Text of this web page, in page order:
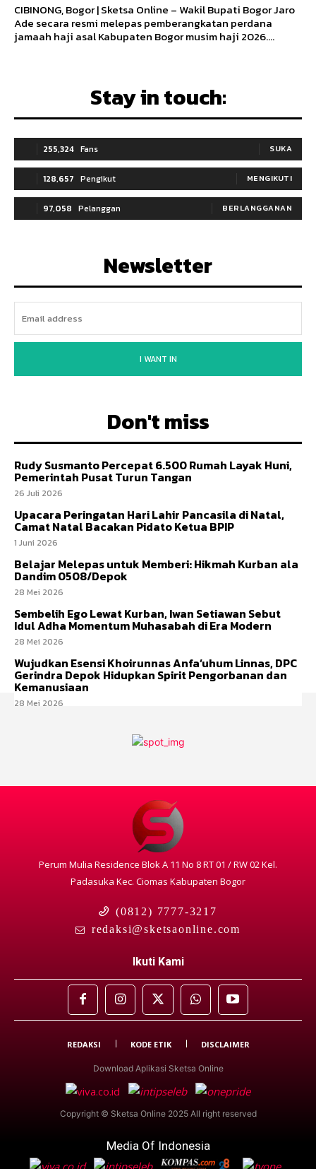
CIBINONG, Bogor | Sketsa Online – Wakil Bupati Bogor Jaro
Ade secara resmi melepas pemberangkatan perdana
jamaah haji asal Kabupaten Bogor musim haji 2026....
Stay in touch:
255,324 Fans SUKA
128,657 Pengikut MENGIKUTI
97,058 Pelanggan BERLANGGANAN
Newsletter
I WANT IN
Don't miss
Rudy Susmanto Percepat 6.500 Rumah Layak Huni,
Pemerintah Pusat Turun Tangan
26 Juli 2026
Upacara Peringatan Hari Lahir Pancasila di Natal,
Camat Natal Bacakan Pidato Ketua BPIP
1 Juni 2026
Belajar Melepas untuk Memberi: Hikmah Kurban ala
Dandim 0508/Depok
28 Mei 2026
Sembelih Ego Lewat Kurban, Iwan Setiawan Sebut
Idul Adha Momentum Muhasabah di Era Modern
28 Mei 2026
Wujudkan Esensi Khoirunnas Anfa’uhum Linnas, DPC
Gerindra Depok Hidupkan Spirit Pengorbanan dan
Kemanusiaan
28 Mei 2026
Perum Mulia Residence Blok A 11 No 8 RT 01 / RW 02 Kel.
Padasuka Kec. Ciomas Kabupaten Bogor
(0812) 7777-3217
redaksi@sketsaonline.com
Ikuti Kami
REDAKSI KODE ETIK DISCLAIMER
Download Aplikasi Sketsa Online
Copyright © Sketsa Online 2025 All right reserved
Media Of Indonesia